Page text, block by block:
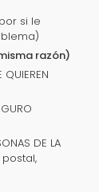
si le
razón)
QUIEREN
DE LA
postal,